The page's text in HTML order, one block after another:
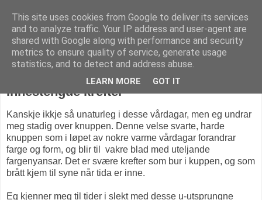
KARITANKAR
Innestengde krefter
Kanskje ikkje så unaturleg i desse vårdagar, men eg undrar
meg stadig over knuppen. Denne velse svarte, harde
knuppen som i løpet av nokre varme vårdagar forandrar
farge og form, og blir til vakre blad med uteljande
fargenyansar. Det er svære krefter som bur i kuppen, og som
brått kjem til syne når tida er inne.
Eg kjenner meg til tider i slekt med desse u-utsprungne
This site uses cookies from Google to deliver its services
and to analyze traffic. Your IP address and user-agent are
shared with Google along with performance and security
metrics to ensure quality of service, generate usage
statistics, and to detect and address abuse.
LEARN MORE GOT IT